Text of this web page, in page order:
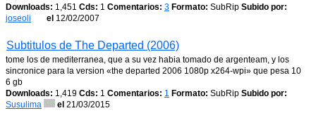
Downloads: 1,451 Cds: 1 Comentarios: 3 Formato: SubRip Subido por:
joseoli
el 12/02/2007
Subtitulos de The Departed (2006)
tome los de mediterranea, que a su vez habia tomado de argenteam, y los
sincronice para la version «the departed 2006 1080p x264-wpi» que pesa 10
6 gb
Downloads: 1,419 Cds: 1 Comentarios: 1 Formato: SubRip Subido por:
Susulima
el 21/03/2015